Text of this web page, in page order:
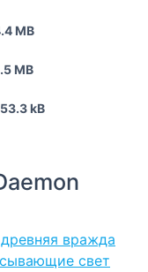
MB
MB
kB
вражда
свет